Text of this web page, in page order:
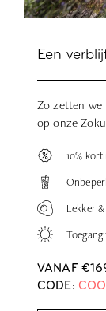
Een
Zo zetten we
op onze
10%
Lekker
VANAF
CODE: